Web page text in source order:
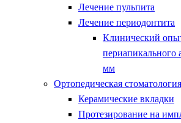
Лечение пульпита
Лечение периодонтита
Клинический
периапикального
мм
Ортопедическая стоматология
Керамические вкладки
Протезирование на